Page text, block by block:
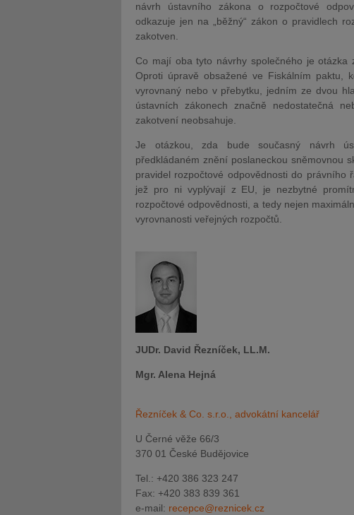
návrh ústavního zákona o rozpočtové
odkazuje jen na „běžný“ zákon o pravidlech
zakotven.
Co mají oba tyto návrhy společného je otázka
Oproti úpravě obsažené ve Fiskálním paktu,
vyrovnaný nebo v přebytku, jedním ze dvou
ústavních zákonech značně nedostatečná
zakotvení neobsahuje.
Je otázkou, zda bude současný návrh
předkládaném znění poslaneckou sněmovnou
pravidel rozpočtové odpovědnosti do právního
jež pro ni vyplývají z EU, je nezbytné
rozpočtové odpovědnosti, a tedy nejen
vyrovnanosti veřejných rozpočtů.
JUDr. David Řezníček, LL.M.
Mgr. Alena Hejná
Řezníček & Co. s.r.o., advokátní kancelář
U Černé věže 66/3
370 01 České Budějovice
Tel.: +420 386 323 247
Fax: +420 383 839 361
e-mail: recepce@reznicek.cz